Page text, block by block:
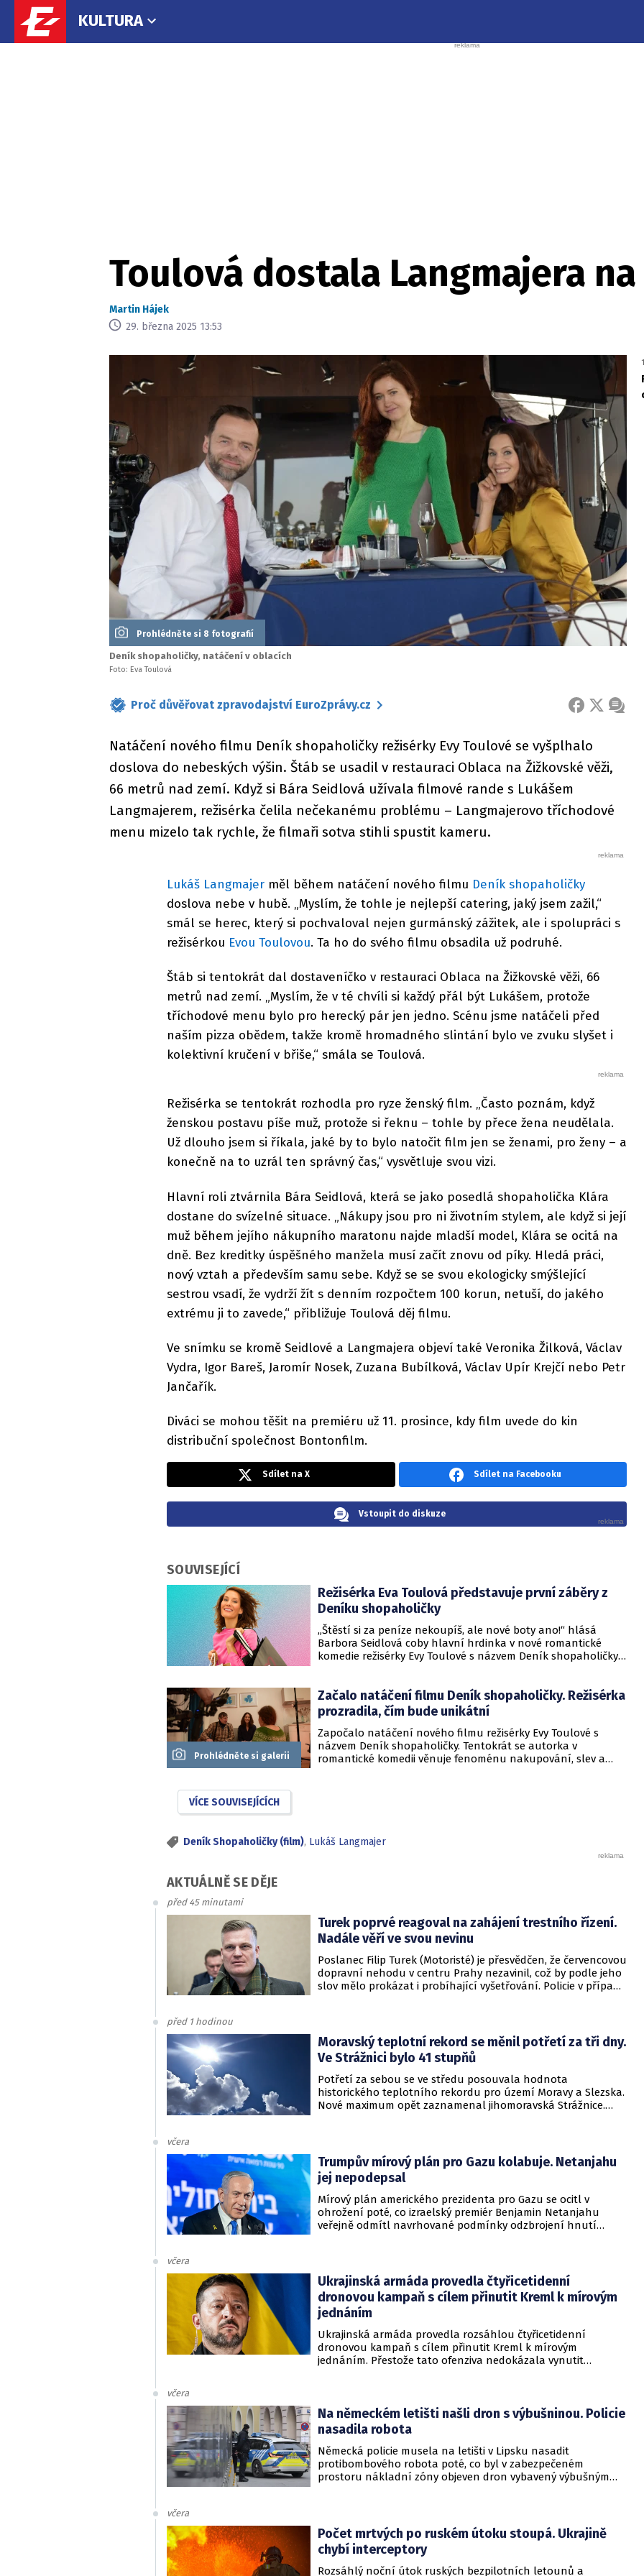
KULTURA
Toulová dostala Langmajera
Martin Hájek
29. března 2025 13:53
Prohlédněte si 8 fotografií
Deník shopaholičky, natáčení v oblacích
Foto: Eva Toulová
Proč důvěřovat zpravodajství EuroZprávy.cz FACEBOOK
X
Natáčení nového filmu Deník shopaholičky režisérky Evy Toulové se vyšplhalo
doslova do nebeských výšin. Štáb se usadil v restauraci Oblaca na Žižkovské věži,
66 metrů nad zemí. Když si Bára Seidlová užívala filmové rande s Lukášem
Langmajerem, režisérka čelila nečekanému problému – Langmajerovo tříchodové
menu mizelo tak rychle, že filmaři sotva stihli spustit kameru.
Lukáš Langmajer měl během natáčení nového filmu Deník shopaholičky
doslova nebe v hubě. „Myslím, že tohle je nejlepší catering, jaký jsem zažil,“
smál se herec, který si pochvaloval nejen gurmánský zážitek, ale i spolupráci s
režisérkou Evou Toulovou. Ta ho do svého filmu obsadila už podruhé.
Štáb si tentokrát dal dostaveníčko v restauraci Oblaca na Žižkovské věži, 66
metrů nad zemí. „Myslím, že v té chvíli si každý přál být Lukášem, protože
tříchodové menu bylo pro herecký pár jen jedno. Scénu jsme natáčeli před
naším pizza obědem, takže kromě hromadného slintání bylo ve zvuku slyšet i
kolektivní kručení v břiše,“ smála se Toulová.
Režisérka se tentokrát rozhodla pro ryze ženský film. „Často poznám, když
ženskou postavu píše muž, protože si řeknu – tohle by přece žena neudělala.
Už dlouho jsem si říkala, jaké by to bylo natočit film jen se ženami, pro ženy – a
konečně na to uzrál ten správný čas,“ vysvětluje svou vizi.
Hlavní roli ztvárnila Bára Seidlová, která se jako posedlá shopaholička Klára
dostane do svízelné situace. „Nákupy jsou pro ni životním stylem, ale když si její
muž během jejího nákupního maratonu najde mladší model, Klára se ocitá na
dně. Bez kreditky úspěšného manžela musí začít znovu od píky. Hledá práci,
nový vztah a především samu sebe. Když se se svou ekologicky smýšlející
sestrou vsadí, že vydrží žít s denním rozpočtem 100 korun, netuší, do jakého
extrému ji to zavede,“ přibližuje Toulová děj filmu.
Ve snímku se kromě Seidlové a Langmajera objeví také Veronika Žilková, Václav
Vydra, Igor Bareš, Jaromír Nosek, Zuzana Bubílková, Václav Upír Krejčí nebo Petr
Jančařík.
Diváci se mohou těšit na premiéru už 11. prosince, kdy film uvede do kin
distribuční společnost Bontonfilm.
Sdílet na X Sdílet na Facebooku
Vstoupit do diskuze
SOUVISEJÍCÍ
Režisérka Eva Toulová představuje první záběry z
Deníku shopaholičky
„Štěstí si za peníze nekoupíš, ale nové boty ano!“ hlásá
Barbora Seidlová coby hlavní hrdinka v nové romantické
komedie režisérky Evy Toulové s názvem Deník shopaholičky.
něj se ale můžete podívat už nyní:
Prohlédněte si galerii
Začalo natáčení filmu Deník shopaholičky. Režisérka
prozradila, čím bude unikátní
Započalo natáčení nového filmu režisérky Evy Toulové s
názvem Deník shopaholičky. Tentokrát se autorka v
romantické komedii věnuje fenoménu nakupování, slev a
VÍCE SOUVISEJÍCÍCH
Deník Shopaholičky (film), Lukáš Langmajer
AKTUÁLNĚ SE DĚJE
před 45 minutami
Turek poprvé reagoval na zahájení trestního řízení.
Nadále věří ve svou nevinu
Poslanec Filip Turek (Motoristé) je přesvědčen, že červencovou
dopravní nehodu v centru Prahy nezavinil, což by podle jeho
slov mělo prokázat i probíhající vyšetřování. Policie v případu
před 1 hodinou
Moravský teplotní rekord se měnil potřetí za tři dny.
Ve Strážnici bylo 41 stupňů
Potřetí za sebou se ve středu posouvala hodnota
historického teplotního rekordu pro území Moravy a Slezska.
Nové maximum opět zaznamenal jihomoravská Strážnice.
včera
Trumpův mírový plán pro Gazu kolabuje. Netanjahu
jej nepodepsal
Mírový plán amerického prezidenta pro Gazu se ocitl v
ohrožení poté, co izraelský premiér Benjamin Netanjahu
veřejně odmítl navrhované podmínky odzbrojení hnutí
včera
Ukrajinská armáda provedla čtyřicetidenní
dronovou kampaň s cílem přinutit Kreml k mírovým
jednáním
Ukrajinská armáda provedla rozsáhlou čtyřicetidenní
dronovou kampaň s cílem přinutit Kreml k mírovým
jednáním. Přestože tato ofenziva nedokázala vynutit
včera
Na německém letišti našli dron s výbušninou. Policie
nasadila robota
Německá policie musela na letišti v Lipsku nasadit
protibombového robota poté, co byl v zabezpečeném
prostoru nákladní zóny objeven dron vybavený výbušným
včera
Počet mrtvých po ruském útoku stoupá. Ukrajině
chybí interceptory
Rozsáhlý noční útok ruských bezpilotních letounů a